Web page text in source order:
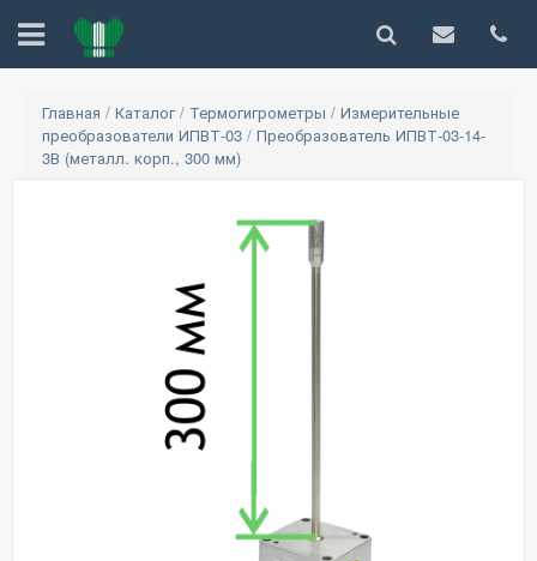
Главная / Каталог/ Термогигрометры / Измерительные
преобразователи ИПВТ-03 / Преобразователь ИПВТ-03-14-
3В (металл. корп., 300 мм)